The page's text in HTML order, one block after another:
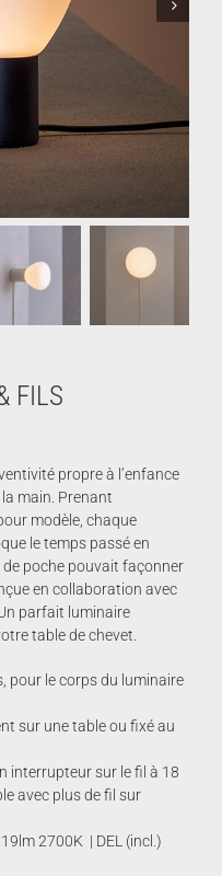
FILS
propre à l’enfance
main. Prenant
modèle, chaque
le temps passé en
de poche pouvait façonner
en collaboration avec
parfait luminaire
table de chevet.
pour le corps du luminaire
sur une table ou fixé au
interrupteur sur le fil à 18
avec plus de fil sur
2700K | DEL (incl.)